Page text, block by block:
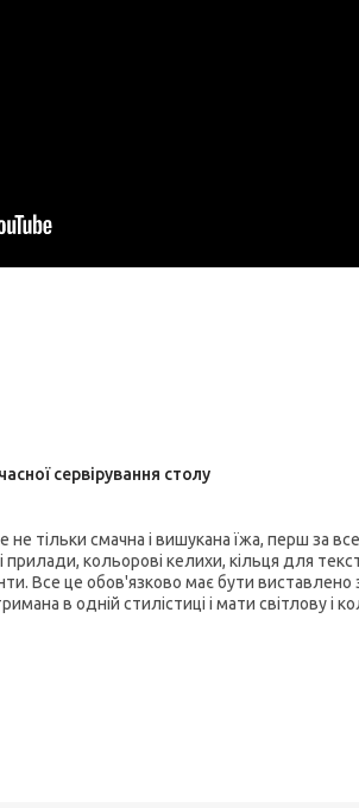
сервірування столу
не тільки смачна і вишукана їжа, перш за
прилади, кольорові келихи, кільця для
Все це обов'язково має бути виставлено
в одній стилістиці і мати світлову і